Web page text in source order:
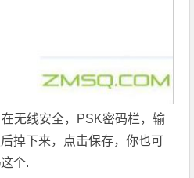
无线安全，PSK密码栏，输
掉下来，点击保存，你也可
这个.